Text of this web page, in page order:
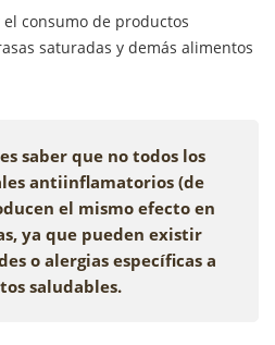
consumo de productos
saturadas y demás alimentos
saber que no todos los
antiinflamatorios (de
el mismo efecto en
ya que pueden existir
o alergias específicas a
saludables.